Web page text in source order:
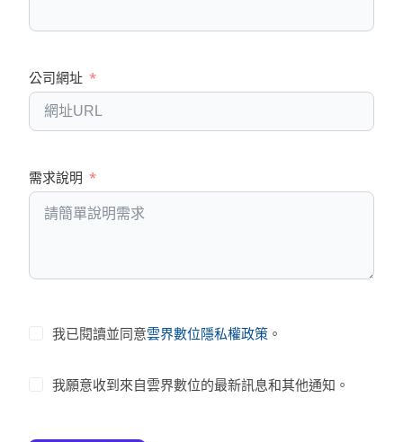
公司網址
需求說明
我已閱讀並同意雲界數位隱私權政策 。
我願意收到來自雲界數位的最新訊息和其他通知。